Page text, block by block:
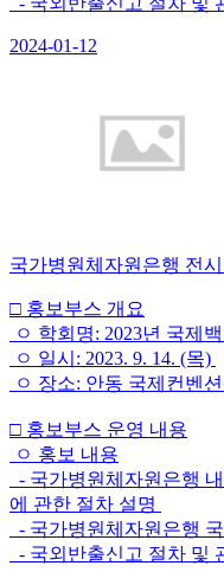
2024-01-12
국가병원체자원은행 전
□ 홍보부스 개요
ㅇ 학회명: 2023년 국제
ㅇ 일시: 2023. 9. 14. (목)
ㅇ 장소: 안동 국제컨벤
□ 홍보부스 운영 내용
ㅇ 홍보 내용
- 국가병원체자원은행
에 관한 절차 설명
- 국가병원체자원은행
- 국외반출신고 절차 및